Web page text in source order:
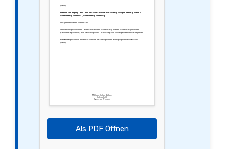
[Datum]
Betreff: Kündigung des Landwirtschaftlichen Pachtvertrags wegen Streitigkeiten –
Pachtvertragsnummer: [Pachtvertragsnummer]
Sehr geehrte Damen und Herren,
hiermit kündige ich meinen Landwirtschaftlichen Pachtvertrag mit der Pachtvertragsnummer
[Pachtvertragsnummer] zum nächstmöglichen Termin aufgrund von langanhaltenden Streitigkeiten.
Bitte bestätigen Sie mir den Erhalt und die Bearbeitung meiner Kündigung schriftlich bis zum
[Datum].
Mit freundlichen Grüßen,
[Unterschrift]
[Name des Pächters]
Als PDF Öffnen